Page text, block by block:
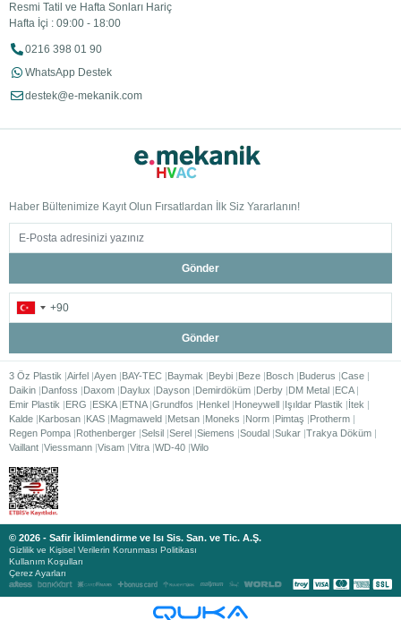
Resmi Tatil ve Hafta Sonları Hariç
Hafta İçi : 09:00 - 18:00
0216 398 01 90
WhatsApp Destek
destek@e-mekanik.com
Haber Bültenimize Kayıt Olun Fırsatlardan İlk Siz Yararlanın!
Gönder
Gönder
3 Öz Plastik Airfel Ayen BAY-TEC Baymak Beybi Beze Bosch Buderus Case
Daikin Danfoss Daxom Daylux Dayson Demirdöküm Derby DM Metal ECA
Emir Plastik
ERG ESKA ETNA Grundfos Henkel Honeywell Işıldar Plastik
İtek
Kalde Karbosan KAS Magmaweld Metsan Moneks Norm Pimtaş
Protherm
Regen Pompa Rothenberger Selsil Serel Siemens Soudal Sukar Trakya Döküm
Vaillant Viessmann Visam Vitra WD-40 Wilo
© 2026 - Safir İklimlendirme ve Isı Sis. San. ve Tic. A.Ş.
Gizlilik ve Kişisel Verilerin Korunması Politikası
Kullanım Koşulları
Çerez Ayarları